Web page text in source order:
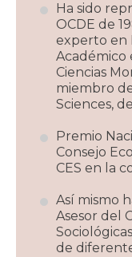
Ha sido
OCDE de
experto en
Académico
Ciencias
miembro
Sciences,
Premio
Consejo
CES en la
Así mismo
Asesor del
de